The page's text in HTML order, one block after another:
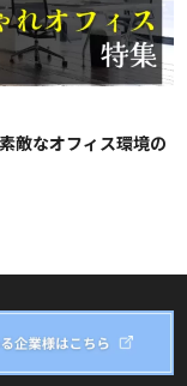
敵なオフィス環境の